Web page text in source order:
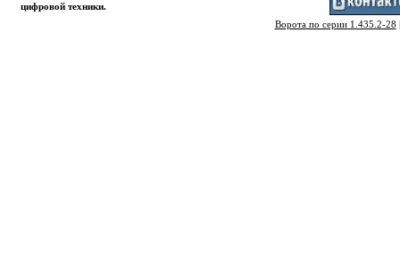
цифровой техники.
Ворота по серии 1.435.2-28